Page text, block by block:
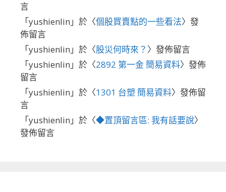
言
「yushienlin 」於〈個股買賣點的一些看法〉發
佈留言
「yushienlin 」於〈股災何時來？ 〉發佈留言
「yushienlin 」於〈2892 第一金 簡易資料〉發佈
留言
「yushienlin 」於〈1301 台塑 簡易資料〉發佈留
言
「yushienlin 」於〈◆置頂留言區: 我有話要說〉
發佈留言